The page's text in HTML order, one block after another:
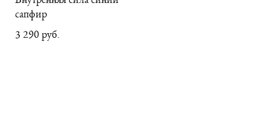
сапфир
3 290 pуб.